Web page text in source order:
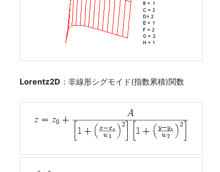
Lorentz2D ：非線形シグモイド(指数累積)関数